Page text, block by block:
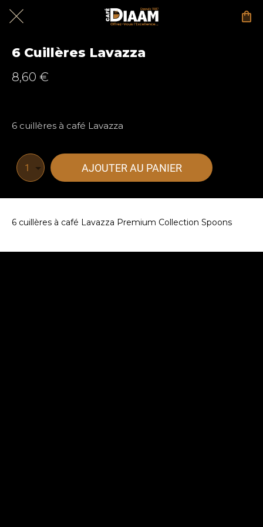
6 Cuillères Lavazza
8,60 €
6 cuillères à café Lavazza
1 AJOUTER AU PANIER
6 cuillères à café Lavazza Premium Collection Spoons